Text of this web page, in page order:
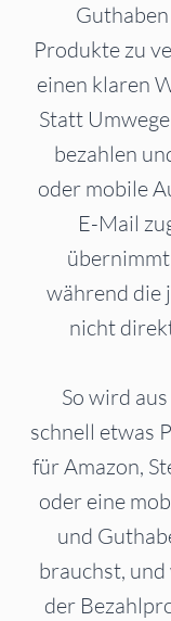
Produkte zu
einen klaren
Statt
bezahlen
oder mobile
E-Mail
während die
nicht
So wird
schnell etwas
für Amazon,
oder eine
und
brauchst,
der